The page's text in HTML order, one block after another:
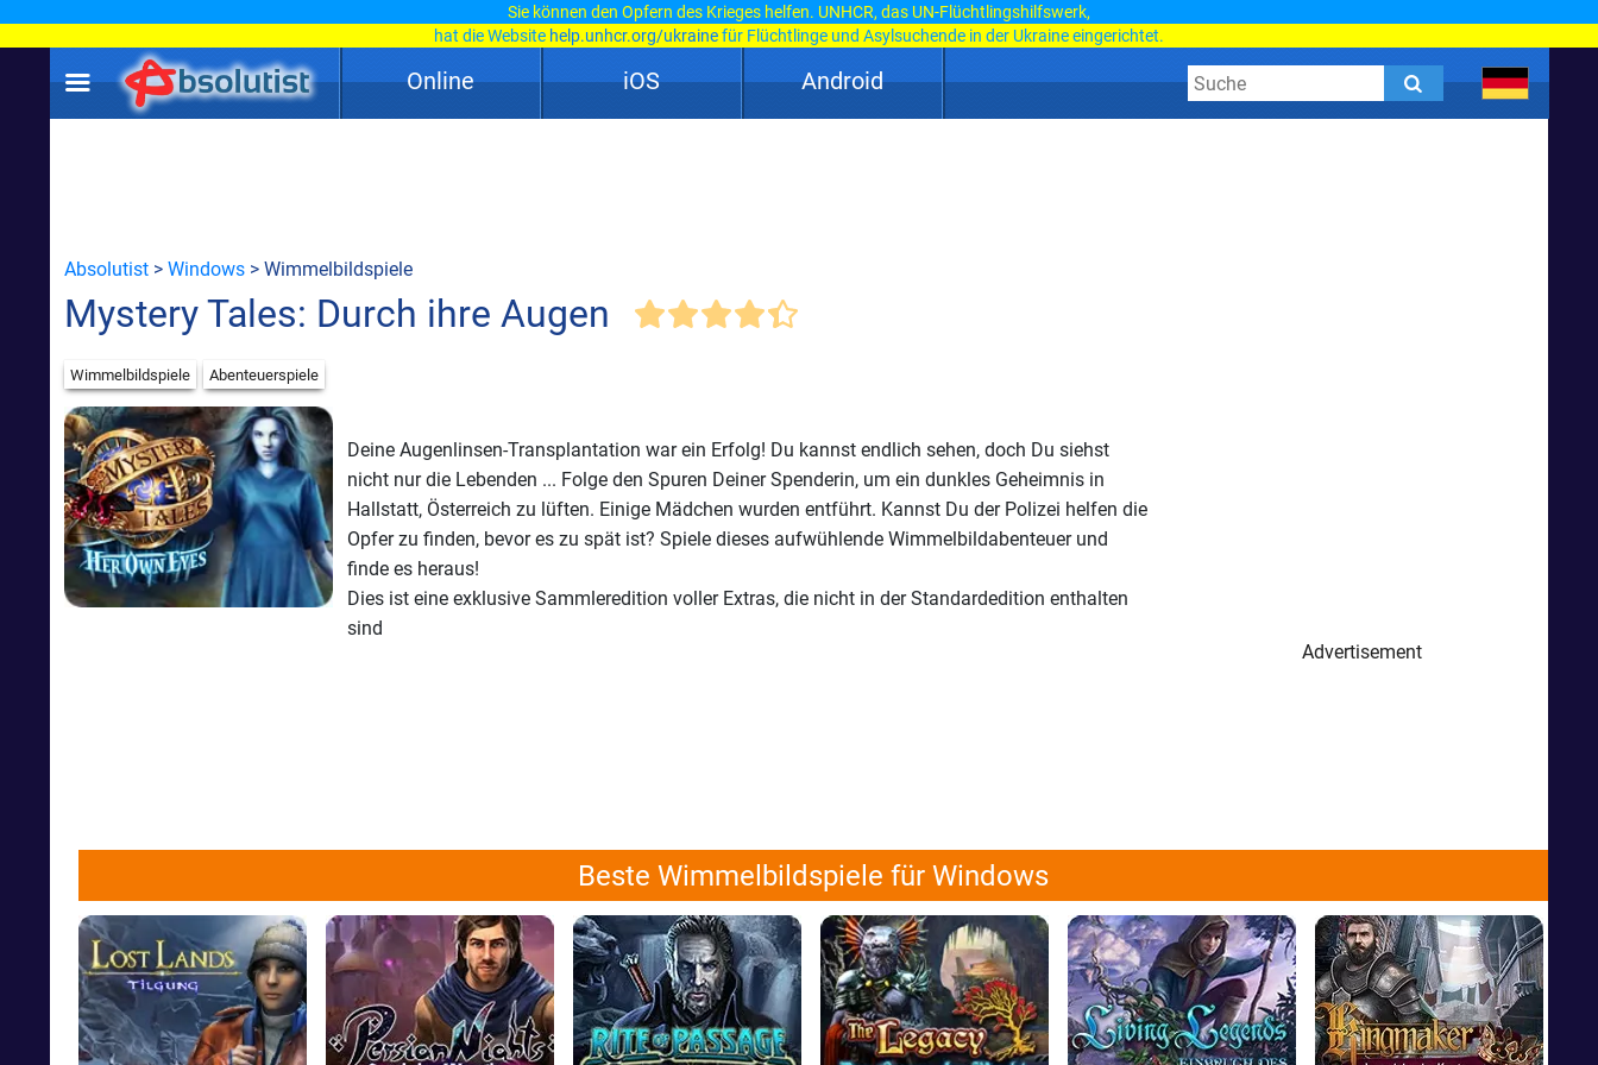
Sie können den Opfern des Krieges helfen. UNHCR, das UN-Flüchtlingshilfswerk,
hat die Website help.unhcr.org/ukrainefür Flüchtlinge und Asylsuchende in der Ukraine eingerichtet.
Online iOS Android
Absolutist > Windows > Wimmelbildspiele
Mystery Tales: Durch ihre Augen
Wimmelbildspiele Abenteuerspiele
Deine Augenlinsen-Transplantation war ein Erfolg! Du kannst endlich sehen, doch Du siehst
nicht nur die Lebenden ... Folge den Spuren Deiner Spenderin, um ein dunkles Geheimnis in
Hallstatt, Österreich zu lüften. Einige Mädchen wurden entführt. Kannst Du der Polizei helfen die
Opfer zu finden, bevor es zu spät ist? Spiele dieses aufwühlende Wimmelbildabenteuer und
finde es heraus!
Dies ist eine exklusive Sammleredition voller Extras, die nicht in der Standardedition enthalten
sind
Advertisement
Beste Wimmelbildspiele für Windows